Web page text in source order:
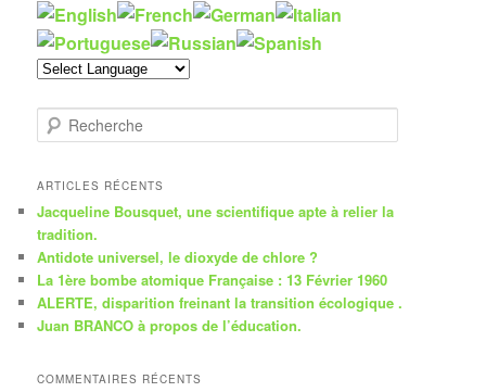
e
h
r
c
h
e
ARTICLES RÉCENTS
Jacqueline Bousquet, une scientifique apte à relier la
tradition.
Antidote universel, le dioxyde de chlore ?
La 1ère bombe atomique Française : 13 Février 1960
ALERTE, disparition freinant la transition écologique .
Juan BRANCO à propos de l’éducation.
COMMENTAIRES RÉCENTS